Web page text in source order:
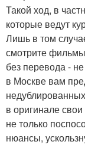
Такой ход, в
которые ведут
Лишь в том
смотрите
без перевода -
в Москве вам
в оригинале
не только
нюансы,